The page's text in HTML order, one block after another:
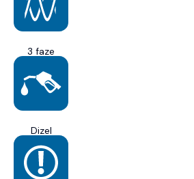
3 faze
Dizel